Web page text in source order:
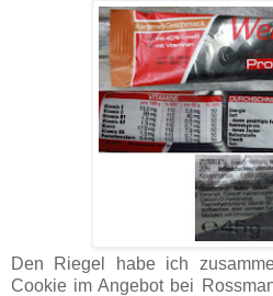
Den Riegel habe ich
Cookie im Angebot bei